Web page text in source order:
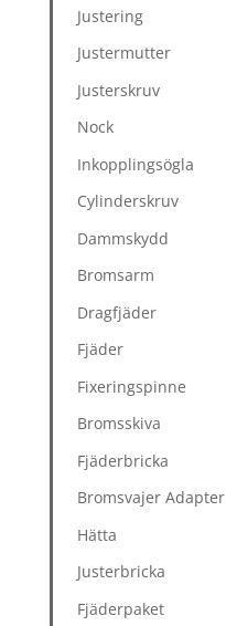
Justering
Justermutter
Justerskruv
Nock
Inkopplingsögla
Cylinderskruv
Dammskydd
Bromsarm
Dragfjäder
Fjäder
Fixeringspinne
Bromsskiva
Fjäderbricka
Bromsvajer Adapter
Hätta
Justerbricka
Fjäderpaket